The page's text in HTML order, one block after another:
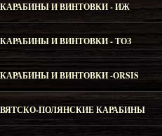
КАРАБИНЫ И ВИНТОВКИ - ИЖ
КАРАБИНЫ И ВИНТОВКИ - ТОЗ
КАРАБИНЫ И ВИНТОВКИ -ORSIS
ВЯТСКО-ПОЛЯНСКИЕ КАРАБИНЫ